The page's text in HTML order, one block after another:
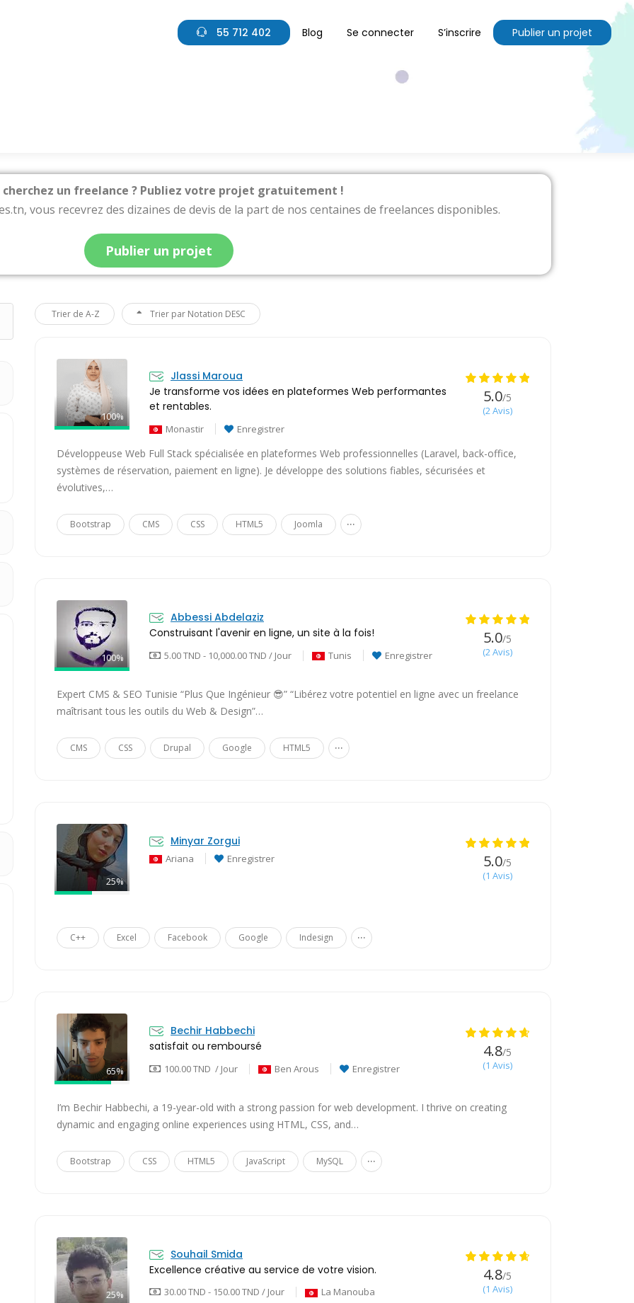
55 712 402 Blog Se connecter S’inscrire Publier un projet
cherchez un freelance ? Publiez votre projet gratuitement !
vous recevrez des dizaines de devis de la part de nos centaines de freelances disponibles.
Publier un projet
Trier de A-Z Trier par Notation DESC
100%
Jlassi Maroua
Je transforme vos idées en plateformes Web performantes
et rentables.
Monastir Enregistrer
5.0/5
(2 Avis)
Développeuse Web Full Stack spécialisée en plateformes Web professionnelles (Laravel, back-office,
systèmes de réservation, paiement en ligne). Je développe des solutions fiables, sécurisées et
évolutives,…
Bootstrap CMS CSS HTML5 Joomla ...
100%
Abbessi Abdelaziz
Construisant l'avenir en ligne, un site à la fois!
5.00 TND - 10,000.00 TND / Jour Tunis Enregistrer
5.0/5
(2 Avis)
Expert CMS & SEO Tunisie “Plus Que Ingénieur 😎” “Libérez votre potentiel en ligne avec un freelance
maîtrisant tous les outils du Web & Design”…
CMS CSS Drupal Google HTML5 ...
25%
Minyar Zorgui
Ariana Enregistrer 5.0/5
(1 Avis)
C++ Excel Facebook Google Indesign ...
65%
Bechir Habbechi
satisfait ou remboursé
100.00 TND / Jour Ben Arous Enregistrer
4.8/5
(1 Avis)
I’m Bechir Habbechi, a 19-year-old with a strong passion for web development. I thrive on creating
dynamic and engaging online experiences using HTML, CSS, and…
Bootstrap CSS HTML5 JavaScript MySQL ...
25%
Souhail Smida
Excellence créative au service de votre vision.
30.00 TND - 150.00 TND / Jour
La Manouba
4.8/5
(1 Avis)